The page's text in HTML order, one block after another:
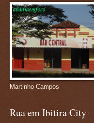
Martinho Campos
Rua em Ibitira City